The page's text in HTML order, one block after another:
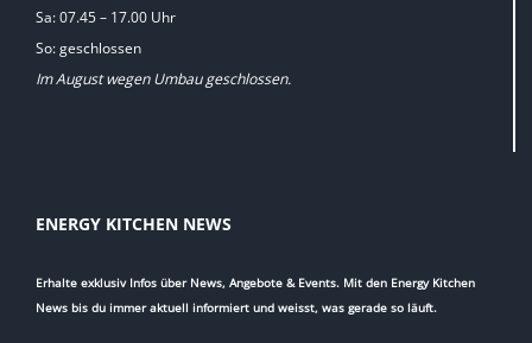
Sa: 07.45 – 17.00 Uhr
So: geschlossen
Im August wegen Umbau geschlossen.
ENERGY KITCHEN NEWS
Erhalte exklusiv Infos über News, Angebote & Events. Mit den Energy Kitchen
News bis du immer aktuell informiert und weisst, was gerade so läuft.